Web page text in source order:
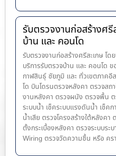
รับตรวจงานก่อสร้างศ
บ้าน และ คอนโด
รับตรวจงานก่อสร้างศรีสะเกษ โ
บริการรับตรวจบ้าน และ คอนโด
กาฬสินธุ์ ชัยภูมิ และ ทั่วเขตภาค
โด บินโดรนตรวจหลังคา ตรวจสถ
งานหลังคา ตรวจผนัง ตรวจพื้น
ระบบน้ำ เช็คระบบแรงดันน้ำ เช็ค
น้ำ​เสีย ตรวจโครงสร้างใต้หลังคา
ตั้งกระเบื้องหลังคา ตรวจระบบระ
Wiring ตรวจวัดความชื้น หรือ คร